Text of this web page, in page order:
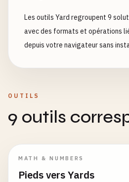
Les outils Yard regroupent 9
avec des formats et opérations
depuis votre navigateur sans
OUTILS
9 outils
MATH & NUMBERS
Pieds vers Yards